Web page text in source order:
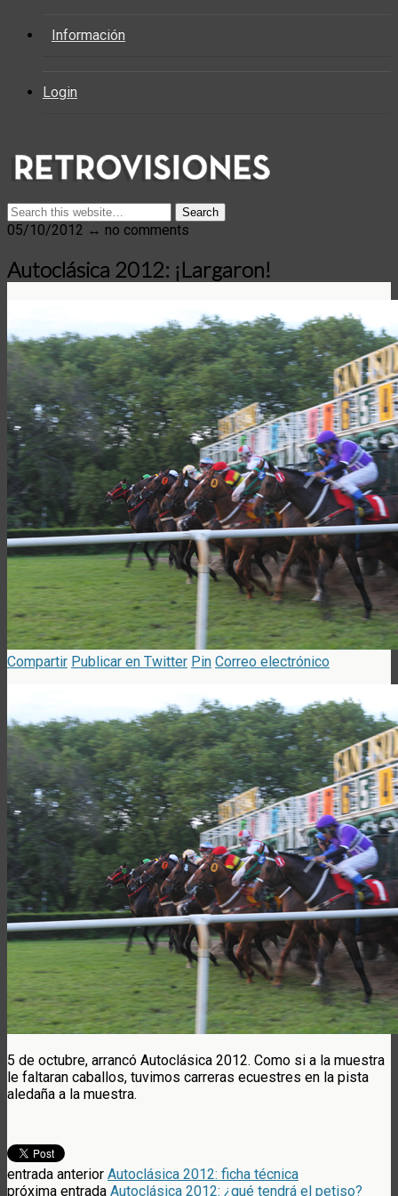
Información
Login
05/10/2012 ↔ no comments
Autoclásica 2012: ¡Largaron!
Compartir Publicar en Twitter Pin Correo electrónico
5 de octubre, arrancó Autoclásica 2012. Como si a la muestra
le faltaran caballos, tuvimos carreras ecuestres en la pista
aledaña a la muestra.
entrada anterior Autoclásica 2012: ficha técnica
próxima entrada Autoclásica 2012: ¿qué tendrá el petiso?